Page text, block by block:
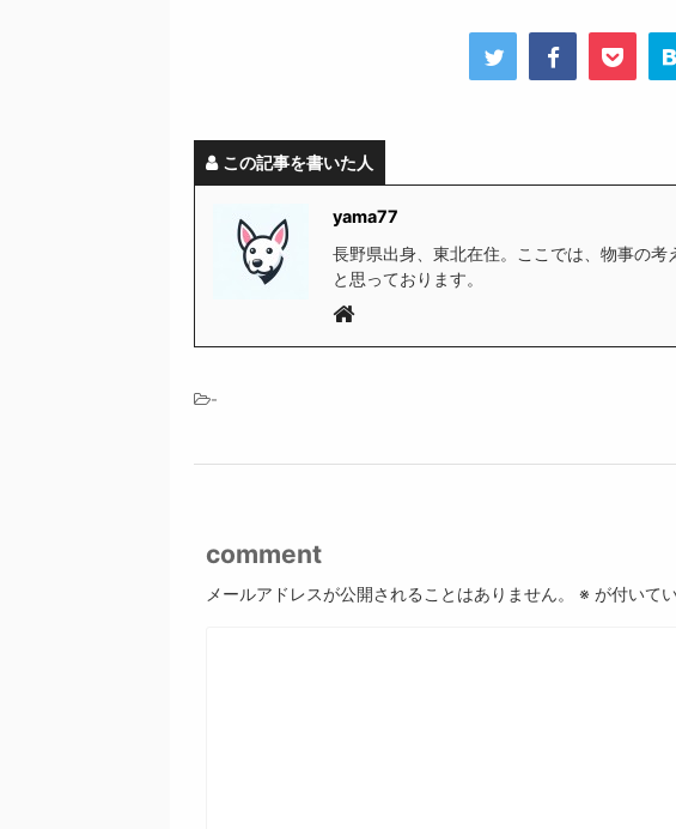
この記事を書いた人
yama77
長野県出身、東北在住。ここでは、物事の
と思っております。
-
comment
メールアドレスが公開されることはありません。 ※ が付いて